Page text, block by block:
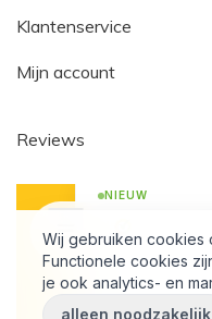
Klantenservice
Mijn account
Reviews